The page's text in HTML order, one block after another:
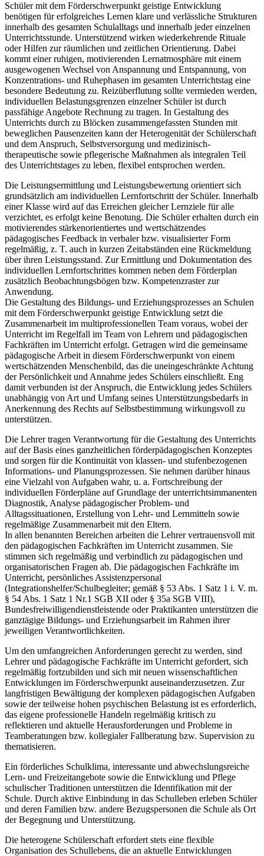
Schüler mit dem Förderschwerpunkt geistige Entwicklung
benötigen für erfolgreiches Lernen klare und verlässliche Strukturen
innerhalb des gesamten Schulalltags und innerhalb jeder einzelnen
Unterrichtsstunde. Unterstützend wirken wiederkehrende Rituale
oder Hilfen zur räumlichen und zeitlichen Orientierung. Dabei
kommt einer ruhigen, motivierenden Lernatmosphäre mit einem
ausgewogenen Wechsel von Anspannung und Entspannung, von
Konzentrations- und Ruhephasen im gesamten Unterrichtstag eine
besondere Bedeutung zu. Reizüberflutung sollte vermieden werden,
individuellen Belastungsgrenzen einzelner Schüler ist durch
passfähige Angebote Rechnung zu tragen. In Gestaltung des
Unterrichts durch zu Blöcken zusammengefassten Stunden mit
beweglichen Pausenzeiten kann der Heterogenität der Schülerschaft
und dem Anspruch, Selbstversorgung und medizinisch-
therapeutische sowie pflegerische Maßnahmen als integralen Teil
des Unterrichtstages zu leben, flexibel entsprochen werden.
Die Leistungsermittlung und Leistungsbewertung orientiert sich
grundsätzlich am individuellen Lernfortschritt der Schüler. Innerhalb
einer Klasse wird auf das Erreichen gleicher Lernziele für alle
verzichtet, es erfolgt keine Benotung. Die Schüler erhalten durch ein
motivierendes stärkenorientiertes und wertschätzendes
pädagogisches Feedback in verbaler bzw. visualisierter Form
regelmäßig, z. T. auch in kurzen Zeitabständen eine Rückmeldung
über ihren Leistungsstand. Zur Ermittlung und Dokumentation des
individuellen Lernfortschrittes kommen neben dem Förderplan
zusätzlich Beobachtungsbögen bzw. Kompetenzraster zur
Anwendung.
Die Gestaltung des Bildungs- und Erziehungsprozesses an Schulen
mit dem Förderschwerpunkt geistige Entwicklung setzt die
Zusammenarbeit im multiprofessionellen Team voraus, wobei der
Unterricht im Regelfall im Team von Lehrern und pädagogischen
Fachkräften im Unterricht erfolgt. Getragen wird die gemeinsame
pädagogische Arbeit in diesem Förderschwerpunkt von einem
wertschätzenden Menschenbild, das die uneingeschränkte Achtung
der Persönlichkeit und Annahme jedes Schülers einschließt. Eng
damit verbunden ist der Anspruch, die Entwicklung jedes Schülers
unabhängig von Art und Umfang seines Unterstützungsbedarfs in
Anerkennung des Rechts auf Selbstbestimmung wirkungsvoll zu
unterstützen.
Die Lehrer tragen Verantwortung für die Gestaltung des Unterrichts
auf der Basis eines ganzheitlichen förderpädagogischen Konzeptes
und sorgen für die Kontinuität von klassen- und stufenbezogenen
Informations- und Planungsprozessen. Sie nehmen darüber hinaus
eine Vielzahl von Aufgaben wahr, u. a. Fortschreibung der
individuellen Förderpläne auf Grundlage der unterrichtsimmanenten
Diagnostik, Analyse pädagogischer Problem- und
Alltagssituationen, Erstellung von Lehr- und Lernmitteln sowie
regelmäßige Zusammenarbeit mit den Eltern.
In allen benannten Bereichen arbeiten die Lehrer vertrauensvoll mit
den pädagogischen Fachkräften im Unterricht zusammen. Sie
stimmen sich regelmäßig und verbindlich zu pädagogischen und
organisatorischen Fragen ab. Die pädagogischen Fachkräfte im
Unterricht, persönliches Assistenzpersonal
(Integrationshelfer/Schulbegleiter; gemäß § 53 Abs. 1 Satz 1 i. V. m.
§ 54 Abs. 1 Satz 1 Nr.1 SGB XII oder § 35a SGB VIII),
Bundesfreiwilligendienstleistende oder Praktikanten unterstützen die
ganztägige Bildungs- und Erziehungsarbeit im Rahmen ihrer
jeweiligen Verantwortlichkeiten.
Um den umfangreichen Anforderungen gerecht zu werden, sind
Lehrer und pädagogische Fachkräfte im Unterricht gefordert, sich
regelmäßig fortzubilden und sich mit neuen wissenschaftlichen
Entwicklungen im Förderschwerpunkt auseinanderzusetzen. Zur
langfristigen Bewältigung der komplexen pädagogischen Aufgaben
sowie der teilweise hohen psychischen Belastung ist es erforderlich,
das eigene professionelle Handeln regelmäßig kritisch zu
reflektieren und aktuelle Herausforderungen und Probleme in
Teamberatungen bzw. kollegialer Fallberatung bzw. Supervision zu
thematisieren.
Ein förderliches Schulklima, interessante und abwechslungsreiche
Lern- und Freizeitangebote sowie die Entwicklung und Pflege
schulischer Traditionen unterstützen die Identifikation mit der
Schule. Durch aktive Einbindung in das Schulleben erleben Schüler
und deren Familien bzw. andere Bezugspersonen die Schule als Ort
der Begegnung und Unterstützung.
Die heterogene Schülerschaft erfordert stets eine flexible
Organisation des Schullebens, die an aktuelle Entwicklungen